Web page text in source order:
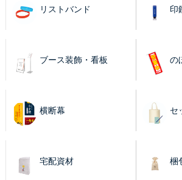
リストバンド 印
ブース装飾・看板 の
横断幕 セ
宅配資材 梱